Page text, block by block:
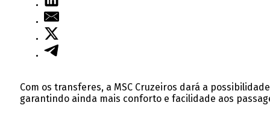
Com os transferes, a MSC Cruzeiros dará a
garantindo ainda mais conforto e facilidade aos